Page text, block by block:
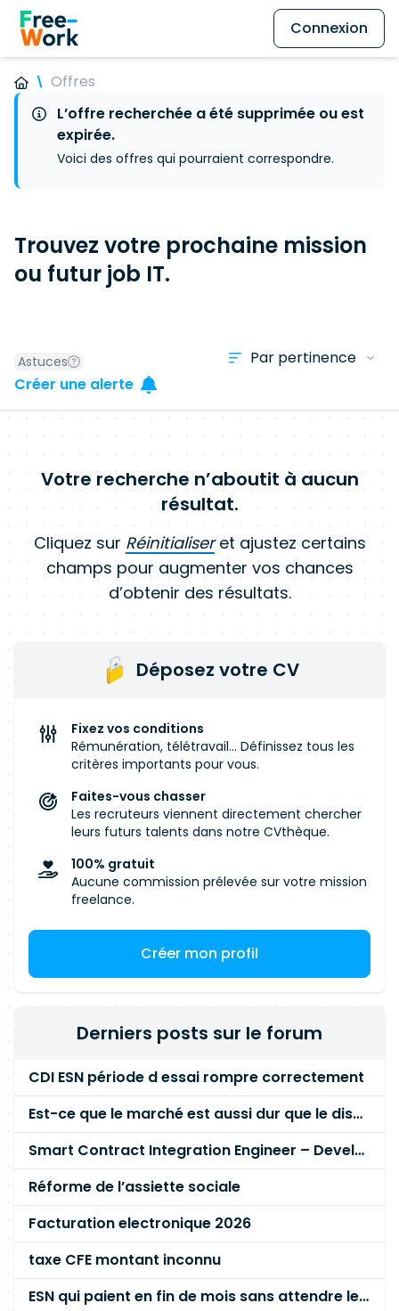
Connexion
Offres
L’offre recherchée a été supprimée ou est
expirée.
Voici des offres qui pourraient correspondre.
Trouvez votre prochaine mission
ou futur job IT.
Astuces
Créer une alerte
Votre recherche n’aboutit à aucun
résultat.
Cliquez sur Réinitialiseret ajustez certains
champs pour augmenter vos chances
d’obtenir des résultats.
Déposez votre CV
Fixez vos conditions
Rémunération, télétravail... Définissez tous les
critères importants pour vous.
Faites-vous chasser
Les recruteurs viennent directement chercher
leurs futurs talents dans notre CVthèque.
100% gratuit
Aucune commission prélevée sur votre mission
freelance.
Créer mon profil
Derniers posts sur le forum
CDI ESN période d essai rompre correctement
Est-ce que le marché est aussi dur que le disent les commerciaux ?
Smart Contract Integration Engineer – Developer Reputation Platform
Réforme de l’assiette sociale
Facturation electronique 2026
taxe CFE montant inconnu
ESN qui paient en fin de mois sans attendre le paiement client ?